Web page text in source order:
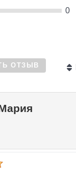
0
ОТЗЫВ